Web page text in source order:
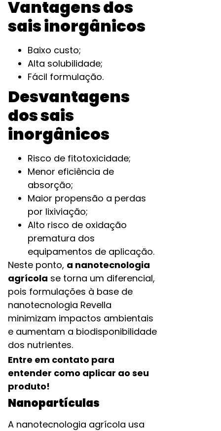
Vantagens dos
sais inorgânicos
Baixo custo;
Alta solubilidade;
Fácil formulação.
Desvantagens
dos sais
inorgânicos
Risco de fitotoxicidade;
Menor eficiência de
absorção;
Maior propensão a perdas
por lixiviação;
Alto risco de oxidação
prematura dos
equipamentos de aplicação.
Neste ponto, a nanotecnologia
agrícola se torna um diferencial,
pois formulações à base de
nanotecnologia Revella
minimizam impactos ambientais
e aumentam a biodisponibilidade
dos nutrientes.
Entre em contato para
entender como aplicar ao seu
produto!
Nanopartículas
A nanotecnologia agrícola usa